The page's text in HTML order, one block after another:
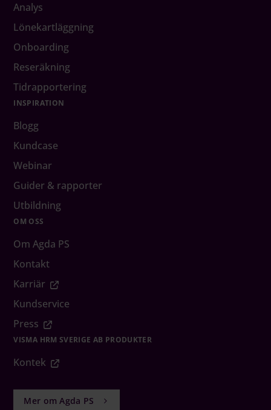
Analys
Lönekartläggning
Onboarding
Reseräkning
Tidrapportering
INSPIRATION
Blogg
Kundcase
Webinar
Guider & rapporter
Utbildning
OM OSS
Om Agda PS
Kontakt
Karriär
Kundservice
Press
VISMA HRM SVERIGE AB PRODUKTER
Kontek
Mer om Agda PS